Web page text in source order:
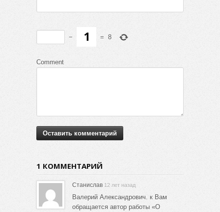
− = 8
Comment
1 КОММЕНТАРИЙ
Станислав 12 лет назад
Валерий Александрович. к Вам
обращается автор работы «О